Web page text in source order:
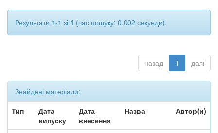
Результати 1-1 зі 1 (час пошуку: 0.002 секунди).
назад 1 далі
Знайдені матеріали:
Тип
Дата
випуску
Дата
внесення
Назва Автор(и)